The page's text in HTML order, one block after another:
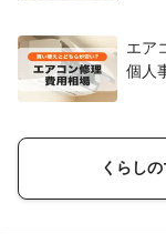
エア
個人
くらし